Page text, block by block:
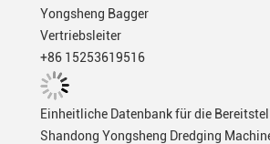
Yongsheng Bagger
Vertriebsleiter
+86 15253619516
Einheitliche Datenbank für die
Shandong Yongsheng Dredging